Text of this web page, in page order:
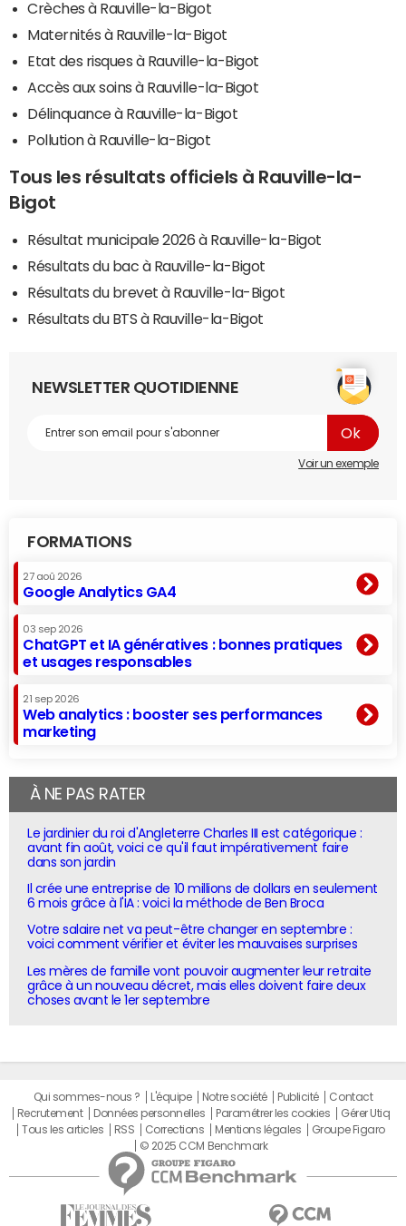
Crèches à Rauville-la-Bigot
Maternités à Rauville-la-Bigot
Etat des risques à Rauville-la-Bigot
Accès aux soins à Rauville-la-Bigot
Délinquance à Rauville-la-Bigot
Pollution à Rauville-la-Bigot
Tous les résultats officiels à Rauville-la-
Bigot
Résultat municipale 2026 à Rauville-la-Bigot
Résultats du bac à Rauville-la-Bigot
Résultats du brevet à Rauville-la-Bigot
Résultats du BTS à Rauville-la-Bigot
NEWSLETTER QUOTIDIENNE
Voir un exemple
FORMATIONS
27 aoû 2026
Google Analytics GA4
03 sep 2026
ChatGPT et IA génératives : bonnes pratiques
et usages responsables
21 sep 2026
Web analytics : booster ses performances
marketing
À NE PAS RATER
Le jardinier du roi d'Angleterre Charles III est catégorique :
avant fin août, voici ce qu'il faut impérativement faire
dans son jardin
Il crée une entreprise de 10 millions de dollars en seulement
6 mois grâce à l'IA : voici la méthode de Ben Broca
Votre salaire net va peut-être changer en septembre :
voici comment vérifier et éviter les mauvaises surprises
Les mères de famille vont pouvoir augmenter leur retraite
grâce à un nouveau décret, mais elles doivent faire deux
choses avant le 1er septembre
Qui sommes-nous ? L'équipe Notre société Publicité
Contact
Recrutement
Données personnelles Paramétrer les cookies
Gérer Utiq
Tous les articles
RSS Corrections Mentions légales
Groupe Figaro
© 2025 CCM Benchmark